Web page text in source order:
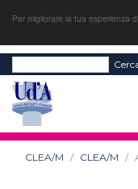
Per migliorare la tua esperienza
CLEA/M CLEA/M